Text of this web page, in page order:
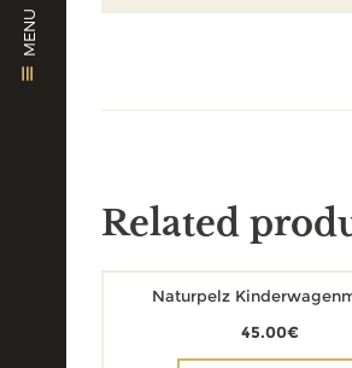
MENU
Related
Naturpelz
45.00€